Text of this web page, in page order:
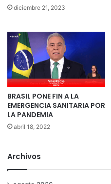
diciembre 21, 2023
BRASIL PONE FIN A LA
EMERGENCIA SANITARIA POR
LA PANDEMIA
abril 18, 2022
Archivos